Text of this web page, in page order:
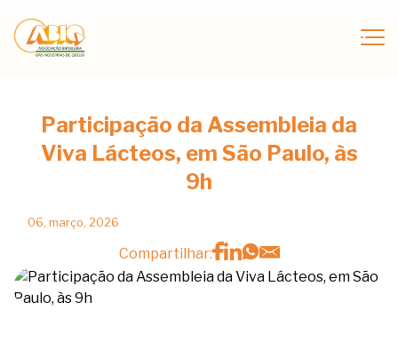
Participação da Assembleia da
Viva Lácteos, em São Paulo, às
9h
06, março, 2026
Compartilhar: